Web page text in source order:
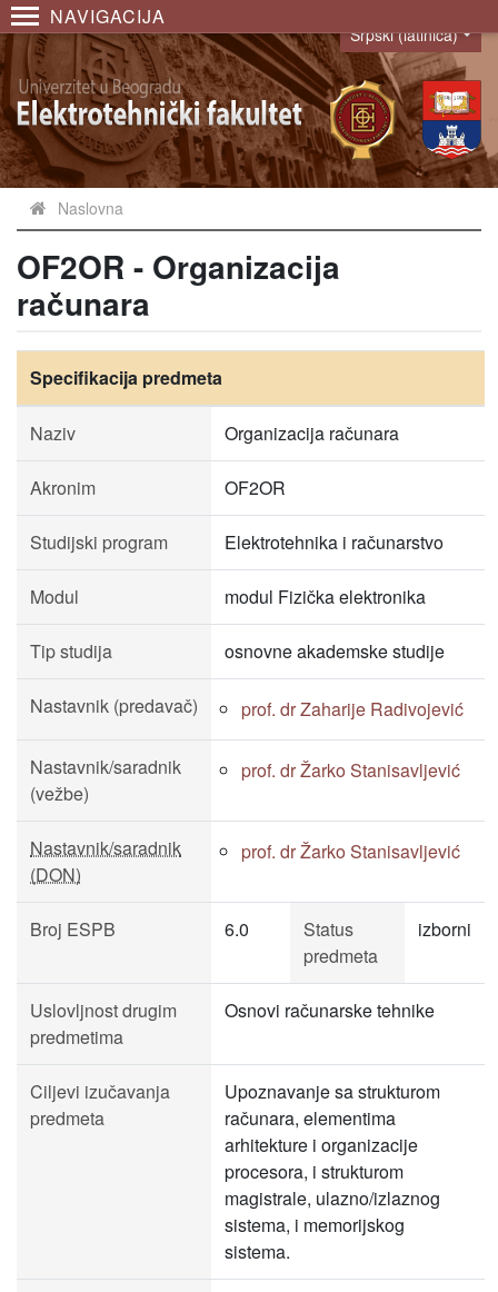
NAVIGACIJA
Language
Srpski (latinica)
Naslovna
OF2OR - Organizacija
računara
Specifikacija predmeta
Naziv Organizacija računara
Akronim OF2OR
Studijski program Elektrotehnika i računarstvo
Modul modul Fizička elektronika
Tip studija osnovne akademske studije
Nastavnik (predavač) prof. dr Zaharije Radivojević
Nastavnik/saradnik
(vežbe)
prof. dr Žarko Stanisavljević
Nastavnik/saradnik
(DON)
prof. dr Žarko Stanisavljević
Broj ESPB 6.0
Status
predmeta
izborni
Uslovljnost drugim
predmetima
Osnovi računarske tehnike
Ciljevi izučavanja
predmeta
Upoznavanje sa strukturom
računara, elementima
arhitekture i organizacije
procesora, i strukturom
magistrale, ulazno/izlaznog
sistema, i memorijskog
sistema.